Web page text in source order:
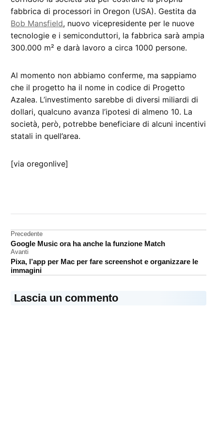
fabbrica di processori in Oregon (USA). Gestita da
Bob Mansfield, nuovo vicepresidente per le nuove
tecnologie e i semiconduttori, la fabbrica sarà ampia
300.000 m² e darà lavoro a circa 1000 persone.
Al momento non abbiamo conferme, ma sappiamo
che il progetto ha il nome in codice di Progetto
Azalea. L’investimento sarebbe di diversi miliardi di
dollari, qualcuno avanza l’ipotesi di almeno 10. La
società, però, potrebbe beneficiare di alcuni incentivi
statali in quell’area.
[via oregonlive]
Navigazione
articoli
Precedente
Google Music ora ha anche la funzione Match
Avanti
Pixa, l’app per Mac per fare screenshot e organizzare le
immagini
Lascia un commento